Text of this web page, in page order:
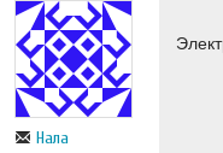
Нала